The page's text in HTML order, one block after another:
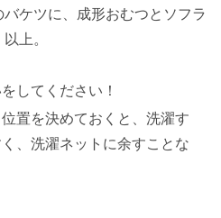
ケツに、成形おむつとソフラ
上。
してください！
置を決めておくと、洗濯す
、洗濯ネットに余すことな